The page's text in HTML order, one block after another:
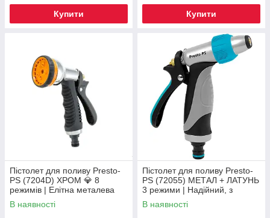
Купити Купити
Пістолет для поливу Presto-
PS (7204D) ХРОМ 💎 8
режимів | Елітна металева
модель з фіксатором
В наявності
Пістолет для поливу Presto-
PS (72055) МЕТАЛ + ЛАТУНЬ
3 режими | Надійний, з
фіксатором курка
В наявності